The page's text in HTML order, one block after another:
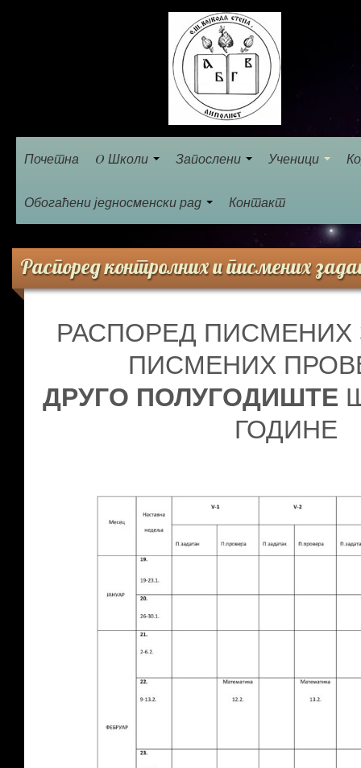
Почетна O Школи Запослени Ученици
Обогаћени једносменски рад Контакт
Распоред контролних и писмених
РАСПОРЕД ПИСМЕНИХ
ПИСМЕНИХ
ДРУГО ПОЛУГОДИШТЕ
ГОДИНЕ